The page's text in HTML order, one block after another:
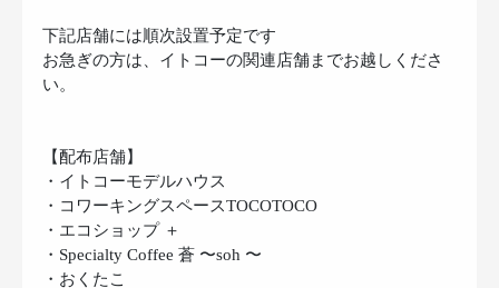
下記店舗には順次設置予定です
お急ぎの方は、イトコーの関連店舗までお越しくださ
い。
【配布店舗】
・イトコーモデルハウス
・コワーキングスペースTOCOTOCO
・エコショップ ＋
・Specialty Coffee 蒼 〜soh 〜
・おくたこ